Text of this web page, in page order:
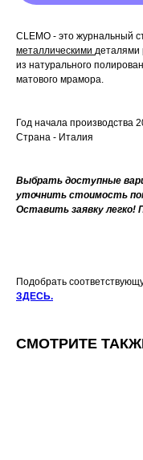
CLEMO - это журнальный
металлическими деталями
из натурального
матового мрамора.
Год начала производства
Страна - Италия
Выбрать доступные
уточнить стоимость
Оставить заявку легко!
Подобрать
ЗДЕСЬ.
СМОТРИТЕ